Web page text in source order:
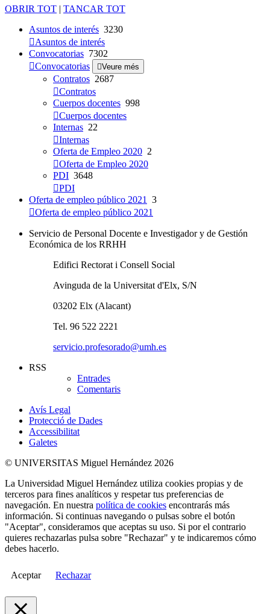
OBRIR TOT | TANCAR TOT
Asuntos de interés 3230
Asuntos de interés
Convocatorias 7302
Convocatorias
Veure més
Contratos 2687
Contratos
Cuerpos docentes 998
Cuerpos docentes
Internas 22
Internas
Oferta de Empleo 2020 2
Oferta de Empleo 2020
PDI 3648
PDI
Oferta de empleo público 2021
3
Oferta de empleo público 2021
Servicio de Personal Docente e Investigador y de Gestión
Económica de los RRHH
Edifici Rectorat i Consell Social
Avinguda de la Universitat d'Elx, S/N
03202 Elx (Alacant)
Tel. 96 522 2221
servicio.profesorado@umh.es
RSS
Entrades
Comentaris
Avís Legal
Protecció de Dades
Accessibilitat
Galetes
© UNIVERSITAS Miguel Hernández 2026
La Universidad Miguel Hernández utiliza cookies propias y de
terceros para fines analíticos y respetar tus preferencias de
navegación. En nuestra política de cookies encontrarás más
información. Si continuas navegando o pulsas sobre el botón
"Aceptar", consideramos que aceptas su uso. Si por el contrario
quieres rechazarlas pulsa sobre "Rechazar" y te indicaremos cómo
debes hacerlo.
Aceptar Rechazar